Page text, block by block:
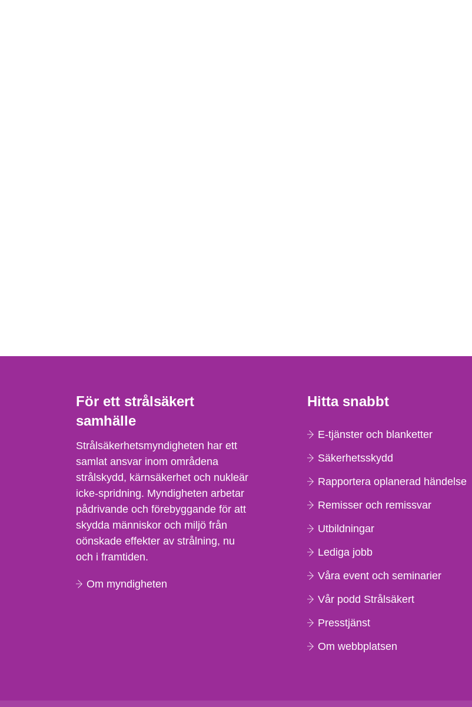
För ett strålsäkert
samhälle
Strålsäkerhetsmyndigheten har ett
samlat ansvar inom områdena
strålskydd, kärnsäkerhet och nukleär
icke-spridning. Myndigheten arbetar
pådrivande och förebyggande för att
skydda människor och miljö från
oönskade effekter av strålning, nu
och i framtiden.
Om myndigheten
Hitta snabbt
E-tjänster och blanketter
Säkerhetsskydd
Rapportera oplanerad händelse
Remisser och remissvar
Utbildningar
Lediga jobb
Våra event och seminarier
Vår podd Strålsäkert
Presstjänst
Om webbplatsen